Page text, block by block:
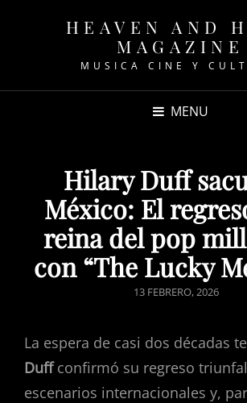
HEAVEN AND
MAGAZINE
MUSICA CINE Y
MENU
Hilary Duff
México: El
reina del pop
con “The Lucky
POSTED
13 FEBRERO, 2026
La espera de casi dos décadas
Duffconfirmó su regreso
escenarios internacionales y,